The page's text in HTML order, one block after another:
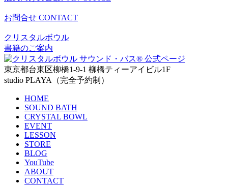
お問合せ CONTACT
クリスタルボウル
書籍のご案内
東京都台東区柳橋1-9-1 柳橋ティーアイビル1F
studio PLAYA（完全予約制）
HOME
SOUND BATH
CRYSTAL BOWL
EVENT
LESSON
STORE
BLOG
YouTube
ABOUT
CONTACT